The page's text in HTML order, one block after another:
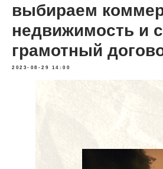
выбираем
недвижимость и
грамотный
2023-08-29 14:00